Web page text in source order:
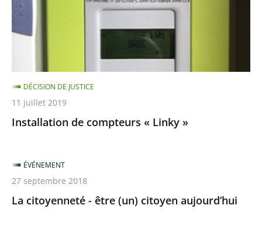
»
Installation de compteurs « Linky »
DÉCISION DE JUSTICE
11 juillet 2019
La citoyenneté - être (un) citoyen aujourd’hui
ÉVÉNEMENT
27 septembre 2018